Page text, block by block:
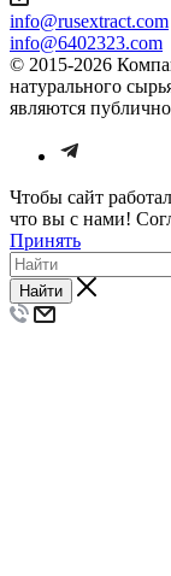
info@rusextract.com
info@6402323.com
© 2015-2026
натурального
являются
Чтобы сайт
что вы с нами!
Принять
Найти